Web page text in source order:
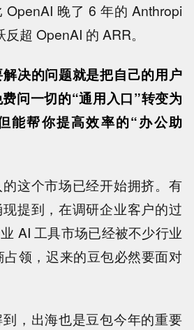
OpenAI 晚了 6 年的 Anthropi
超 OpenAI 的 ARR。
决的问题就是把自己的用户
问一切的“通用入口”转变为
能帮你提高效率的“办公助
这个市场已经开始拥挤。有
提到，在调研企业客户的过
AI 工具市场已经被不少行业
领，迟来的豆包必然要面对
到，出海也是豆包今年的重要